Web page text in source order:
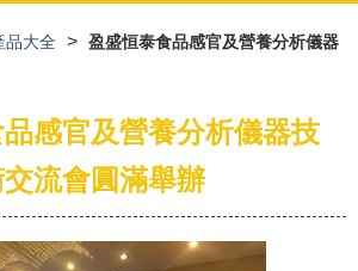
品大全 > 盈盛恒泰食品感官及營養分析儀器
感官及營養分析儀器技
流會圓滿舉辦